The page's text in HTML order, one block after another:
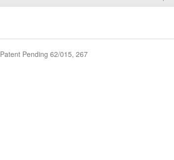
Patent Pending 62/015, 267